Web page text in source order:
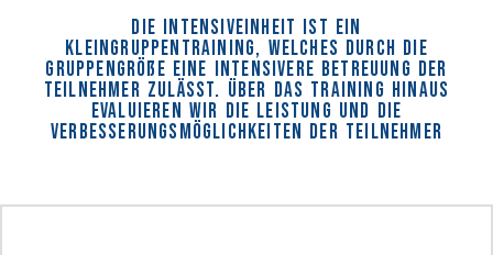
Die Intensiveinheit ist ein
Kleingruppentraining, welches durch die
Gruppengröße eine intensivere Betreuung der
Teilnehmer zulässt. Über das Training hinaus
evaluieren wir die Leistung und die
Verbesserungsmöglichkeiten der Teilnehmer